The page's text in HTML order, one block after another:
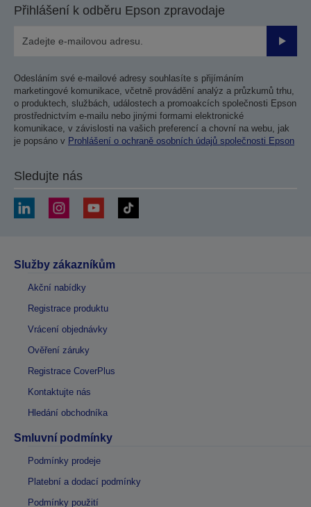
Přihlášení k odběru Epson zpravodaje
Odesláním své e-mailové adresy souhlasíte s přijímáním
marketingové komunikace, včetně provádění analýz a průzkumů trhu,
o produktech, službách, událostech a promoakcích společnosti Epson
prostřednictvím e-mailu nebo jinými formami elektronické
komunikace, v závislosti na vašich preferencí a chovní na webu, jak
je popsáno v Prohlášení o ochraně osobních údajů společnosti Epson
Sledujte nás
Služby zákazníkům
Akční nabídky
Registrace produktu
Vrácení objednávky
Ověření záruky
Registrace CoverPlus
Kontaktujte nás
Hledání obchodníka
Smluvní podmínky
Podmínky prodeje
Platební a dodací podmínky
Podmínky použití